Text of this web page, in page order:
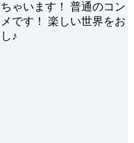
ゃいます！ 普通のコン
です！ 楽しい世界をお
♪